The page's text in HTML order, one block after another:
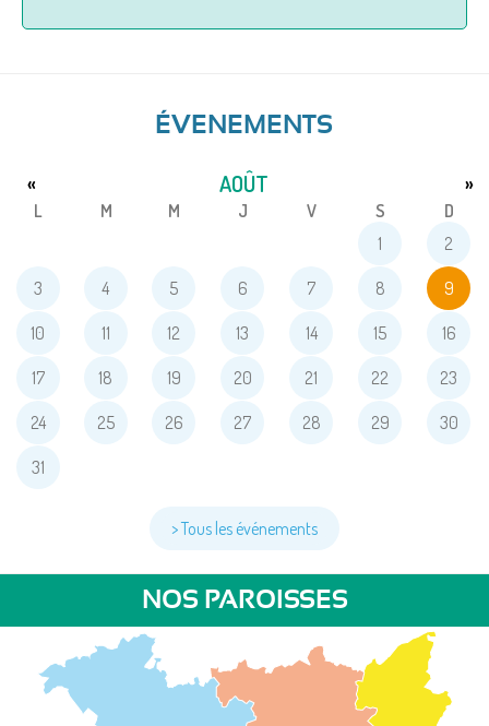
ÉVENEMENTS
AOÛT
« »
L M M J V S
D
1
2
3 4 5 6 7 8 9
10 11 12 13 14 15 16
17 18 19 20 21 22 23
24 25 26 27 28 29 30
31
> Tous les événements
NOS PAROISSES